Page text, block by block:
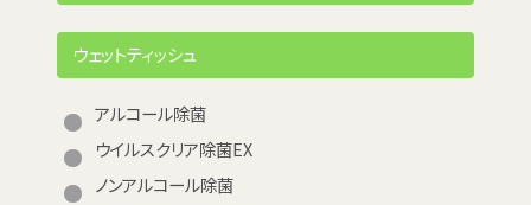
ウェットティッシュ
アルコール除菌
ウイルスクリア除菌EX
ノンアルコール除菌